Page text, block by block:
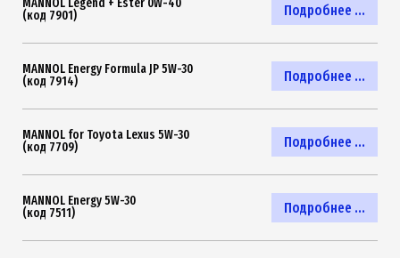
Подробнее ...
MANNOL Legend + Ester 0W-40
(код 7901)
Подробнее ...
MANNOL Energy Formula JP 5W-30
(код 7914)
Подробнее ...
MANNOL for Toyota Lexus 5W-30
(код 7709)
Подробнее ...
MANNOL Energy 5W-30
(код 7511)